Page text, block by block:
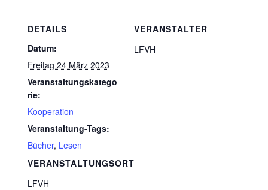
DETAILS
Datum:
Freitag 24 März 2023
Veranstaltungskatego
rie:
Kooperation
Veranstaltung-Tags:
Bücher, Lesen
VERANSTALTUNGSORT
LFVH
VERANSTALTER
LFVH